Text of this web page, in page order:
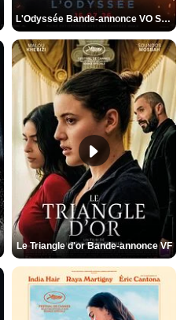
L'Odyssée Bande-annonce VO STFR
Le Triangle d'or Bande-annonce VF